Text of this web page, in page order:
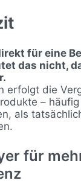
für eine
das nicht,
erfolgt die
–
als
für